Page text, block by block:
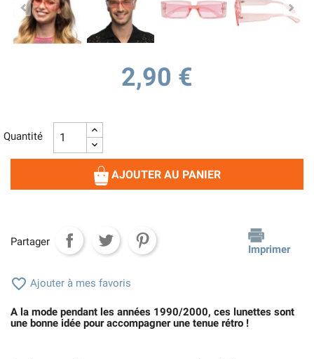
2,90 €
Quantité
AJOUTER AU PANIER
Partager
Imprimer
 Ajouter à mes favoris
A la mode pendant les années 1990/2000, ces lunettes sont
une bonne idée pour accompagner une tenue rétro !